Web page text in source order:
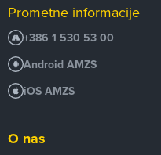
Prometne informacije
+386 1 530 53 00
Android AMZS
iOS AMZS
O nas